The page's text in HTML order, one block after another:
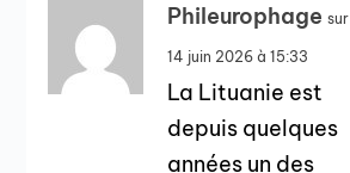
Phileurophage sur
14 juin 2026 à 15:33
La Lituanie est
depuis quelques
années un des